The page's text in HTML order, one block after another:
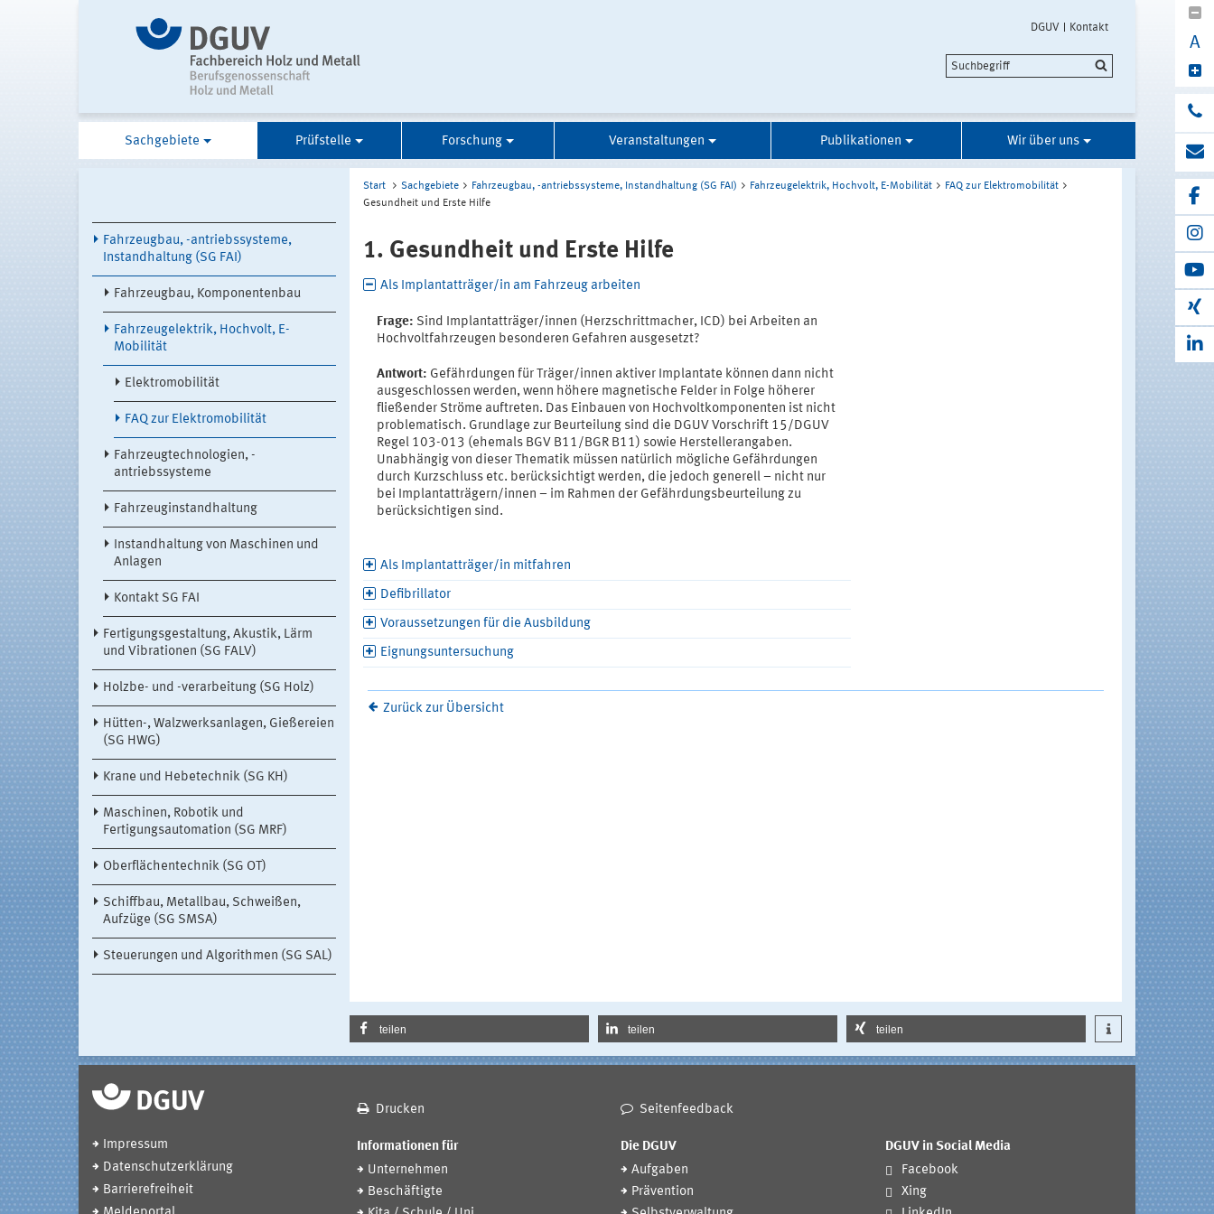
DGUV Kontakt
A
Sachgebiete Prüfstelle Forschung Veranstaltungen Publikationen Wir über uns
Fahrzeugbau, -antriebssysteme,
Instandhaltung (SG FAI)
Fahrzeugbau, Komponentenbau
Fahrzeugelektrik, Hochvolt, E-
Mobilität
Elektromobilität
FAQ zur Elektromobilität
Fahrzeugtechnologien, -
antriebssysteme
Fahrzeuginstandhaltung
Instandhaltung von Maschinen und
Anlagen
Kontakt SG FAI
Fertigungsgestaltung, Akustik, Lärm
und Vibrationen (SG FALV)
Holzbe- und -verarbeitung (SG Holz)
Hütten-, Walzwerksanlagen, Gießereien
(SG HWG)
Krane und Hebetechnik (SG KH)
Maschinen, Robotik und
Fertigungsautomation (SG MRF)
Oberflächentechnik (SG OT)
Schiffbau, Metallbau, Schweißen,
Aufzüge (SG SMSA)
Steuerungen und Algorithmen (SG SAL)
Start Sachgebiete Fahrzeugbau, -antriebssysteme, Instandhaltung (SG FAI) Fahrzeugelektrik, Hochvolt, E-Mobilität
FAQ zur Elektromobilität
Gesundheit und Erste Hilfe
1. Gesundheit und Erste Hilfe
Als Implantatträger/in am Fahrzeug arbeiten
Frage: Sind Implantatträger/innen (Herzschrittmacher, ICD) bei Arbeiten an
Hochvoltfahrzeugen besonderen Gefahren ausgesetzt?
Antwort: Gefährdungen für Träger/innen aktiver Implantate können dann nicht
ausgeschlossen werden, wenn höhere magnetische Felder in Folge höherer
fließender Ströme auftreten. Das Einbauen von Hochvoltkomponenten ist nicht
problematisch. Grundlage zur Beurteilung sind die DGUV Vorschrift 15/DGUV
Regel 103-013 (ehemals BGV B11/BGR B11) sowie Herstellerangaben.
Unabhängig von dieser Thematik müssen natürlich mögliche Gefährdungen
durch Kurzschluss etc. berücksichtigt werden, die jedoch generell – nicht nur
bei Implantatträgern/innen – im Rahmen der Gefährdungsbeurteilung zu
berücksichtigen sind.
Als Implantatträger/in mitfahren
Defibrillator
Voraussetzungen für die Ausbildung
Eignungsuntersuchung
Zurück zur Übersicht
teilen teilen teilen
Drucken Seitenfeedback
Impressum
Datenschutzerklärung
Barrierefreiheit
Informationen für
Unternehmen
Beschäftigte
Die DGUV
Aufgaben
Prävention
DGUV in Social Media
Facebook
Xing